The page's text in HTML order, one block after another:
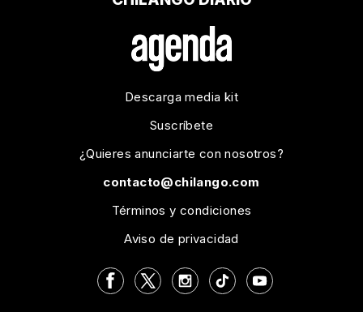
Descarga media kit
Suscríbete
¿Quieres anunciarte con nosotros?
contacto@chilango.com
Términos y condiciones
Aviso de privacidad